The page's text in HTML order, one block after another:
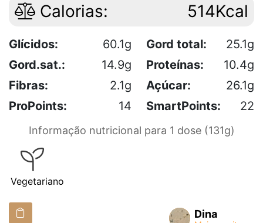
Calorias: 514Kcal
Glícidos: 60.1g Gord total:
25.1g
Gord.sat.:
14.9g Proteínas:
10.4g
Fibras:
2.1g Açúcar:
26.1g
ProPoints:
14 SmartPoints: 22
Informação nutricional para 1 dose (131g)
Vegetariano
Dina